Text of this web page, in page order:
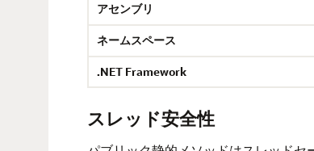
アセンブリ
ネームスペース
.NET Framework
スレッド安全性